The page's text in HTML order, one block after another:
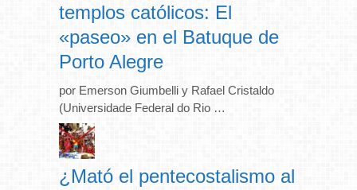
templos católicos: El
«paseo» en el Batuque de
Porto Alegre
por Emerson Giumbelli y Rafael Cristaldo
(Universidade Federal do Rio …
¿Mató el pentecostalismo al